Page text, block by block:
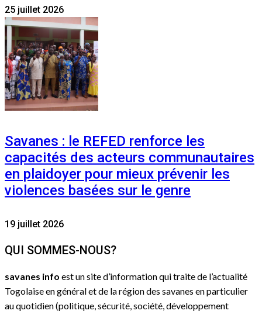
25 juillet 2026
Savanes : le REFED renforce les
capacités des acteurs communautaires
en plaidoyer pour mieux prévenir les
violences basées sur le genre
19 juillet 2026
QUI SOMMES-NOUS?
savanes info est un site d’information qui traite de l’actualité
Togolaise en général et de la région des savanes en particulier
au quotidien (politique, sécurité, société, développement